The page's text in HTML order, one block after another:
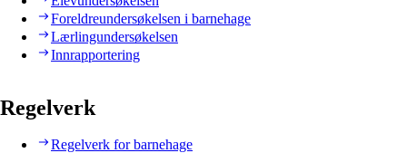
Foreldreundersøkelsen i barnehage
Lærlingundersøkelsen
Innrapportering
Regelverk
Regelverk for barnehage